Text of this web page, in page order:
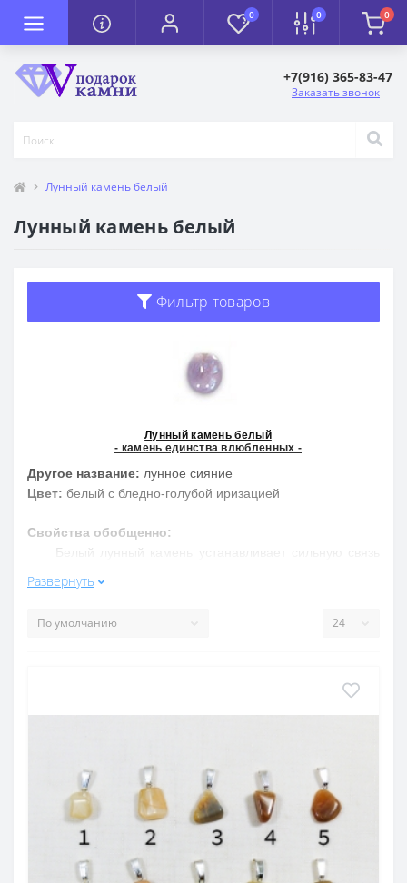
0 0 0
+7(916) 365-83-47
Заказать звонок
Лунный камень белый
Лунный камень белый
Фильтр товаров
Лунный камень белый
- камень единства влюбленных -
Другое название: лунное сияние
Цвет: белый с бледно-голубой иризацией
Свойства обобщенно:
Белый лунный камень устанавливает сильную связь
здоровье, благополучие, смягчает характер. Укрепляет
печень, почки.
Ношение этого камня смягчает характер людей
излишне самоуверенных и непреклонных. Древние
камень в новолуние, когда он наливается особенным
голубым сиянием и в нем проявляется особая
первобытная сила. Считается, что помогает при
эпилепсии и почечной колике, а также при острых
депрессиях, хронической желтухе, гормональных
расстройствах и болезнях желез внутренней секреции.
Развернуть